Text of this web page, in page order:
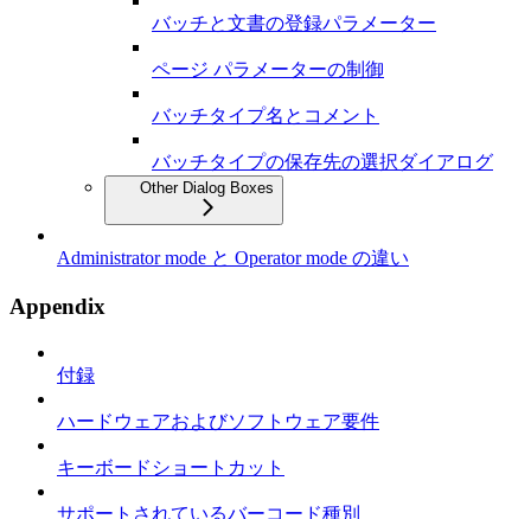
バッチと文書の登録パラメーター
ページ パラメーターの制御
バッチタイプ名とコメント
バッチタイプの保存先の選択ダイアログ
Other Dialog Boxes
Administrator mode と Operator mode の違い
Appendix
付録
ハードウェアおよびソフトウェア要件
キーボードショートカット
サポートされているバーコード種別